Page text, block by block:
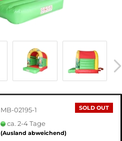
SOLD OUT
MB-02195-1
ca. 2-4 Tage
(Ausland abweichend)